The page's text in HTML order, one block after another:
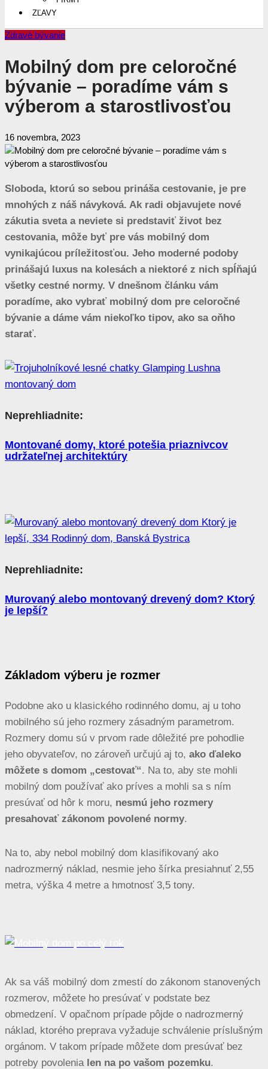
ZĽAVY
Zdravé bývanie
Mobilný dom pre celoročné
bývanie – poradíme vám s
výberom a starostlivosťou
16 novembra, 2023
Sloboda, ktorú so sebou prináša cestovanie, je pre
mnohých z náš návyková. Ak radi objavujete nové
zákutia sveta a neviete si predstaviť život bez
cestovania, môže byť pre vás mobilný dom
vynikajúcou príležitosťou. Jeho moderné podoby
prinášajú luxus na kolesách a niektoré z nich spĺňajú
všetky cestné normy. V dnešnom článku vám
poradíme, ako vybrať mobilný dom pre celoročné
bývanie a dáme vám niekoľko tipov, ako sa oňho
starať.
Neprehliadnite:
Montované domy, ktoré potešia priaznivcov
udržateľnej architektúry
Neprehliadnite:
Murovaný alebo montovaný drevený dom? Ktorý
je lepší?
Základom výberu je rozmer
Podobne ako u klasického rodinného domu, aj u toho
mobilného sú jeho rozmery zásadným parametrom.
Rozmery domu sú v prvom rade dôležité pre pohodlie
jeho obyvateľov, no zároveň určujú aj to, ako ďaleko
môžete s domom „cestovať“. Na to, aby ste mohli
mobilný dom používať ako príves a mohli sa s ním
presúvať od hôr k moru, nesmú jeho rozmery
presahovať zákonom povolené normy.
Na to, aby nebol mobilný dom klasifikovaný ako
nadrozmerný náklad, nesmie jeho šírka presiahnuť 2,55
metra, výška 4 metre a hmotnosť 3,5 tony.
Ak sa váš mobilný dom zmestí do zákonom stanovených
rozmerov, môžete ho presúvať v podstate bez
obmedzení. V opačnom prípade pôjde o nadrozmerný
náklad, ktorého preprava vyžaduje schválenie príslušným
orgánom. V takom prípade môžete dom presúvať bez
potreby povolenia len na po vašom pozemku.